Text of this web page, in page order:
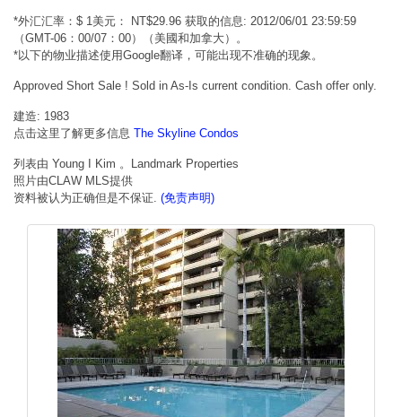
*外汇汇率：$ 1美元： NT$29.96 获取的信息: 2012/06/01 23:59:59
（GMT-06：00/07：00）（美國和加拿大）。
*以下的物业描述使用Google翻译，可能出现不准确的现象。
Approved Short Sale ! Sold in As-Is current condition. Cash offer only.
建造: 1983
点击这里了解更多信息 The Skyline Condos
列表由 Young I Kim 。Landmark Properties
照片由CLAW MLS提供
资料被认为正确但是不保证. (免责声明)